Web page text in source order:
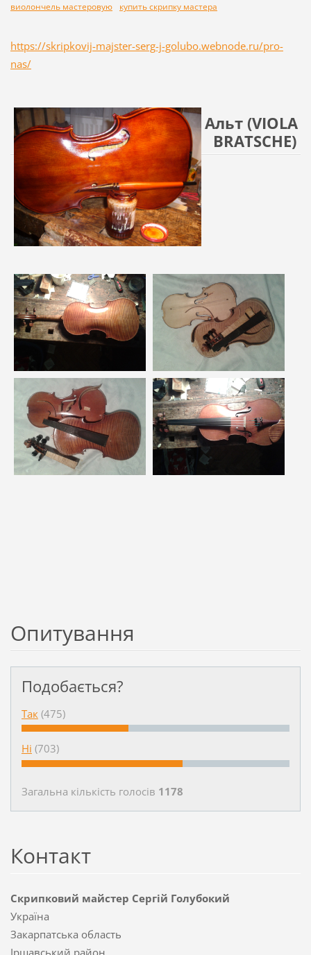
виолончель мастеровую
купить скрипку мастера
https://skripkovij-majster-serg-j-golubo.webnode.ru/pro-
nas/
Альт (VIOLA
BRATSCHE)
Опитування
Подобається?
Так (475)
Ні (703)
Загальна кількість голосiв 1178
Контакт
Скрипковий майстер Сергій Голубокий
Україна
Закарпатська область